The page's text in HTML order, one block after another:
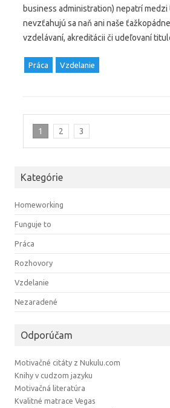
business administration) nepatrí medzi
nevzťahujú sa naň ani naše
vzdelávaní, akreditácii či udeľovaní
Práca Vzdelanie
1 2 3
Kategórie
Homeworking
Funguje to
Práca
Rozhovory
Vzdelanie
Nezaradené
Odporúčam
Motivačné citáty z Nukulu.com
Knihy v cudzom jazyku
Motivačná literatúra
Kvalitné matrace Vegas